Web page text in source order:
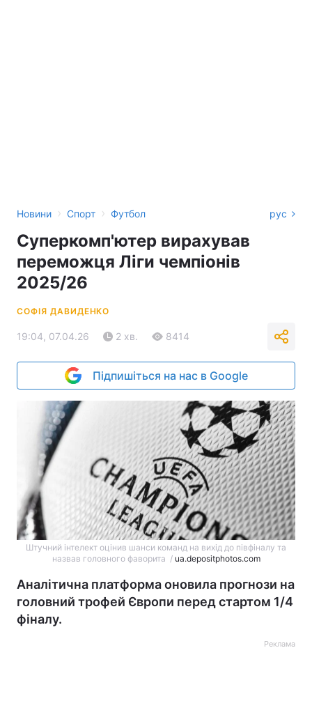
Новини › Спорт › Футбол рус
Суперкомп'ютер вирахував
переможця Ліги чемпіонів
2025/26
СОФІЯ ДАВИДЕНКО
19:04, 07.04.26 2 хв. 8414
Підпишіться на нас в Google
Штучний інтелект оцінив шанси команд на вихід до півфіналу та
назвав головного фаворита / ua.depositphotos.com
Аналітична платформа оновила прогнози на
головний трофей Європи перед стартом 1/4
фіналу.
Реклама